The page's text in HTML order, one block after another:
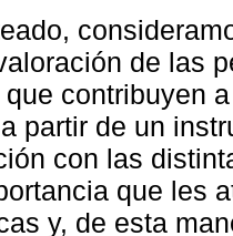
de las
contribuyen
partir de un
con las
que les
y, de esta